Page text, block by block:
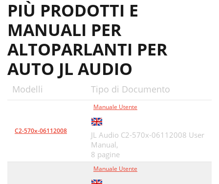
PIÙ PRODOTTI E
MANUALI PER
ALTOPARLANTI PER
AUTO JL AUDIO
Modelli Tipo di Documento
C2-570x-06112008
Manuale Utente
JL Audio C2-570x-06112008 User
Manual,
8 pagine
Manuale Utente